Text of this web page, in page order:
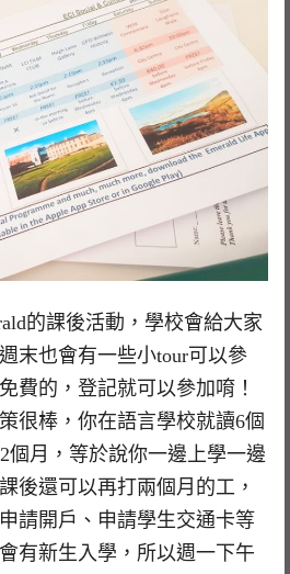
的課後活動，學校會給大家
末也會有一些小tour可以參
費的，登記就可以參加唷！
很棒，你在語言學校就讀6個
個月，等於說你一邊上學一邊
後還可以再打兩個月的工，
請開戶、申請學生交通卡等
有新生入學，所以週一下午